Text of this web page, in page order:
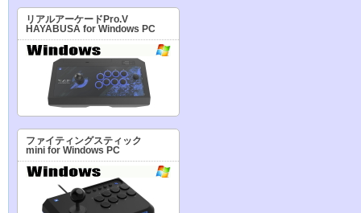
リアルアーケードPro.V
HAYABUSA for Windows PC
ファイティングスティック
mini for Windows PC